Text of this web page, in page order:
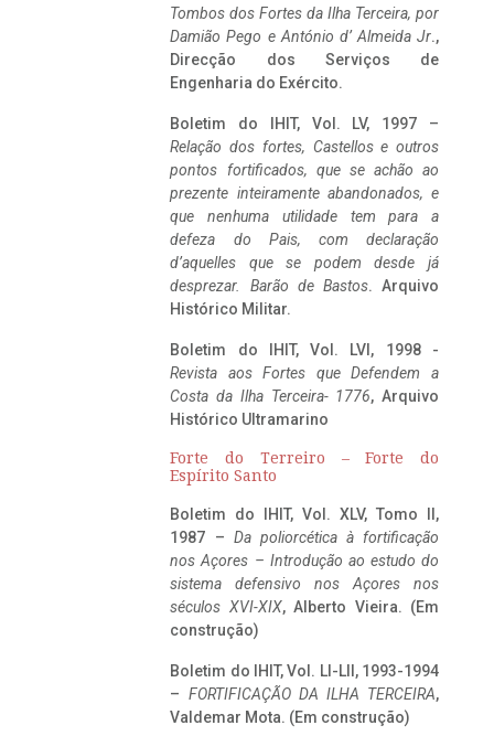
Tombos dos Fortes da Ilha Terceira, por
Damião Pego e António d’ Almeida Jr.,
Direcção dos Serviços de
Engenharia do Exército.
Boletim do IHIT, Vol. LV, 1997 –
Relação dos fortes, Castellos e outros
pontos fortificados, que se achão ao
prezente inteiramente abandonados, e
que nenhuma utilidade tem para a
defeza do Pais, com declaração
d’aquelles que se podem desde já
desprezar. Barão de Bastos. Arquivo
Histórico Militar.
Boletim do IHIT, Vol. LVI, 1998 -
Revista aos Fortes que Defendem a
Costa da Ilha Terceira- 1776, Arquivo
Histórico Ultramarino
Forte do Terreiro – Forte do
Espírito Santo
Boletim do IHIT, Vol. XLV, Tomo II,
1987 – Da poliorcética à fortificação
nos Açores – Introdução ao estudo do
sistema defensivo nos Açores nos
séculos XVI-XIX, Alberto Vieira. (Em
construção)
Boletim do IHIT, Vol. LI-LII, 1993-1994
– FORTIFICAÇÃO DA ILHA TERCEIRA,
Valdemar Mota. (Em construção)